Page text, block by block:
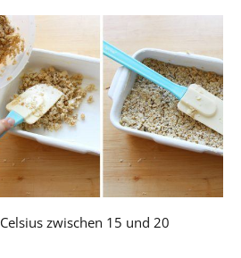
zwischen 15 und 20